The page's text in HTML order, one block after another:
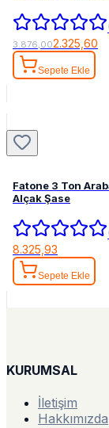
3.876,002.325,60
Sepete Ekle
Fatone 3 Ton
Alçak Şase
8.325,93
Sepete Ekle
KURUMSAL
İletişim
Hakkımızda